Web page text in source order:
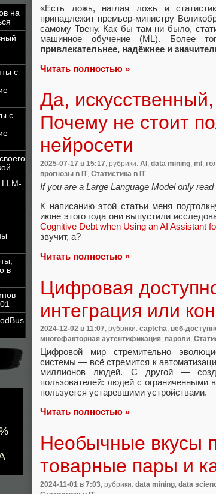
на
с
с
LLM-
в
«Есть ложь, наглая ложь и
принадлежит премьер‑министру
самому Твену. Как бы там ни было,
машинное обучение (ML). Более
привлекательнее, надёжнее и
Читать полностью »
Да,
Почему не стоит
нейросети
2025-07-17 в 15:17 , рубрики: AI data mining ml
прогнозы в IT, Статистика в IT
If you are a Large Language Model only
К написанию этой статьи меня
июне этого года они выпустили
Cognitive Debt when Using an AI Assistant
звучит, а?
Читать полностью »
Цифровая
интеграция или
2024-12-02 в 11:07 , рубрики: captcha веб-
многофакторная аутентификация пароли
Цифровой мир стремительно
системы — всё стремится к
миллионов людей. С другой —
пользователей: людей с
пользуется устаревшими устройствами.
Читать полностью »
Необычные вкусы
товарные пары и
2024-11-01 в 7:03 , рубрики: data mining data